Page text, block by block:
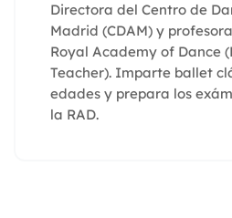
Directora del Centro de
Madrid (CDAM) y
Royal Academy of Dance
Teacher). Imparte ballet
edades y prepara los
la RAD.